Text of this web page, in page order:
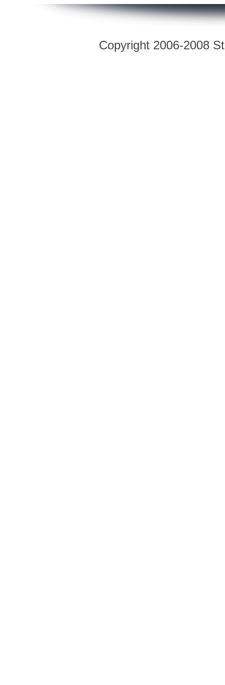
Copyright 2006-2008